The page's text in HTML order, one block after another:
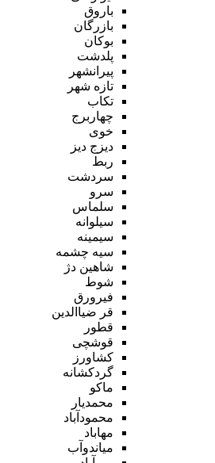
باروق
بازرگان
بوکان
پلدشت
پیرانشهر
تازه شهر
تکاب
چهاربرج
خوی
دیزج دیز
ربط
سردشت
سرو
سلماس
سیلوانه
سیمینه
سیه چشمه
شاهین دژ
شوط
فیرورق
قر ضیاالدین
قطور
قوشچی
کشاورز
گردکشانه
ماکو
محمدیار
محمودآباد
مهاباد
میاندوآب